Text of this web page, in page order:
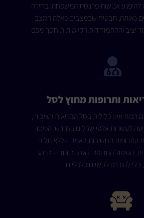
להיפגע אנושות פרנסת המשפחה. בחירה
נאותה, תבטיח שבמצבים כאלה המצב
יציב וההתמודדות הקיומית תיחסך מכם
ותרופות מחוץ לסל
רבות אינן כלולות בסל הבריאות הציבורי,
לעשרות אלפי שקלים בחודש. הכיסוי
החשובות באמת –ללא תלות
הטיפול התרופתי הטוב ביותר – ברגע
להיכנס לקשיים כלכליים.